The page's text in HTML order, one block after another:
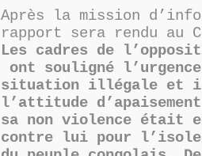
Après la mission
rapport sera rendu au
Les cadres de
ont souligné
situation illégale et
l’attitude
sa non violence était
contre lui pour